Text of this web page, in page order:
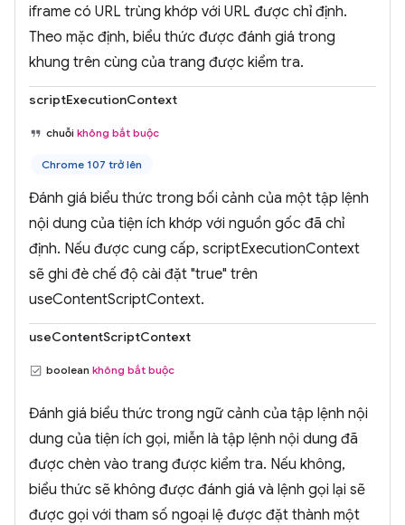
iframe có URL trùng khớp với URL được chỉ định.
Theo mặc định, biểu thức được đánh giá trong
khung trên cùng của trang được kiểm tra.
scriptExecutionContext
chuỗi không bắt buộc
Chrome 107 trở lên
Đánh giá biểu thức trong bối cảnh của một tập lệnh
nội dung của tiện ích khớp với nguồn gốc đã chỉ
định. Nếu được cung cấp, scriptExecutionContext
sẽ ghi đè chế độ cài đặt "true" trên
useContentScriptContext.
useContentScriptContext
boolean không bắt buộc
Đánh giá biểu thức trong ngữ cảnh của tập lệnh nội
dung của tiện ích gọi, miễn là tập lệnh nội dung đã
được chèn vào trang được kiểm tra. Nếu không,
biểu thức sẽ không được đánh giá và lệnh gọi lại sẽ
được gọi với tham số ngoại lệ được đặt thành một